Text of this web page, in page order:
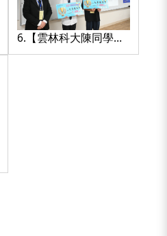
6.【雲林科大陳同學及
南臺科大葉同學從華南